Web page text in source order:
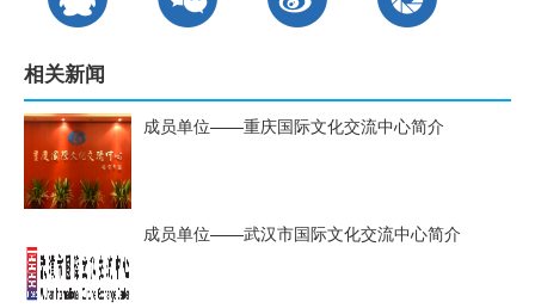
相关新闻
成员单位——重庆国际文化交流中心简介
成员单位——武汉市国际文化交流中心简介